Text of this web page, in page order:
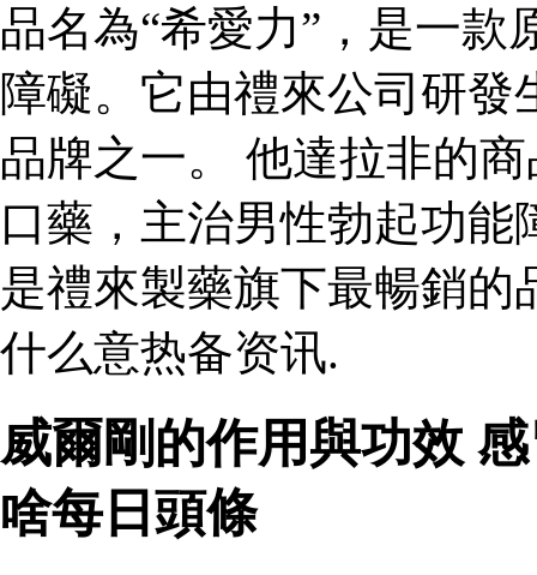
品名為“希愛力”，是一
障礙。它由禮來公司研
品牌之一。 他達拉非的
口藥，主治男性勃起功
是禮來製藥旗下最暢銷
什么意热备资讯.
威爾剛的作用與功效
啥每日頭條